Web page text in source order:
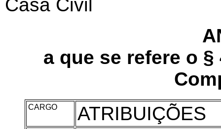
Casa Civil
a que se refere o §
CARGO ATRIBUIÇÕES